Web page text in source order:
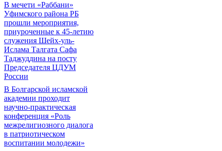
В мечети «Раббани»
Уфимского района РБ
прошли мероприятия,
приуроченные к 45-летию
служения Шейх-уль-
Ислама Талгата Сафа
Таджуддина на посту
Председателя ЦДУМ
России
В Болгарской исламской
академии проходит
научно-практическая
конференция «Роль
межрелигиозного диалога
в патриотическом
воспитании молодежи»